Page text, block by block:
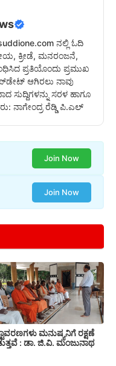
ನಲ್ಲಿ ಓದಿ
ಕ್ರೀಡೆ, ಮನರಂಜನೆ,
ಪ್ರತಿಯೊಂದು ಪ್ರಮುಖ
ಆಗಿರಲು ನಾವು
ಸುದ್ದಿಗಳನ್ನು ಸರಳ ಹಾಗೂ
ನಾಗೇಂದ್ರ ರೆಡ್ಡಿ ಪಿ.ಎಲ್
Join Now
Join Now
ಮನುಷ್ಯನಿಗೆ ರಕ್ಷಣೆ
: ಡಾ. ಜಿ.ವಿ. ಮಂಜುನಾಥ